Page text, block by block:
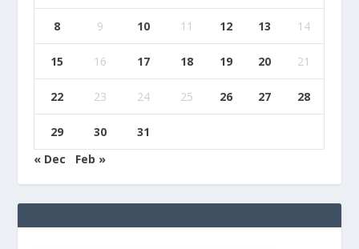
8 9 10 11 12 13 14
15 16 17 18 19 20 21
22 23 24 25 26 27 28
29 30
31
« Dec
Feb »